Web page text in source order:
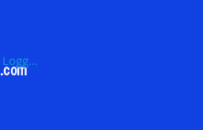
Logga in